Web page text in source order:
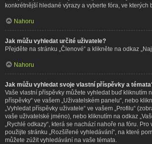
konkrétnější hledané výrazy a vyberte fóra, ve kterých
Nahoru
Jak můžu vyhledat určité uživatele?
Přejděte na stránku „Členové“ a klikněte na odkaz
Nahoru
Jak můžu vyhledat svoje vlastní příspěvky a
Vaše vlastní příspěvky můžete vyhledat buď kliknutím
příspěvky“ ve vašem „Uživatelském panelu“, nebo
„Vyhledat příspěvky uživatele“ ve vašem „Profilu“
vaše uživatelské jméno), nebo kliknutím na odkaz
„Rychlé odkazy“, která se nachází nahoře na fóru.
použijte stránku „Rozšířené vyhledávání“, na které
můžete zúžit vyhledávání na vaše témata.